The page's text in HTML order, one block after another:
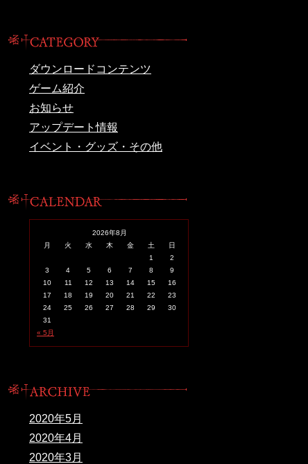
ダウンロードコンテンツ
ゲーム紹介
お知らせ
アップデート情報
イベント・グッズ・その他
2026年8月
月
火 水 木 金 土
日
1
2
3
4 5 6 7 8
9
10
11 12 13 14 15
16
17
18 19 20 21 22
23
24
25 26 27 28 29
30
31
« 5月
2020年5月
2020年4月
2020年3月